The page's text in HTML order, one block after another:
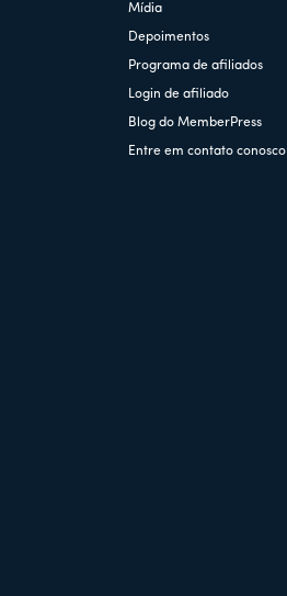
Mídia
Depoimentos
Programa de afiliados
Login de afiliado
Blog do MemberPress
Entre em contato conosco